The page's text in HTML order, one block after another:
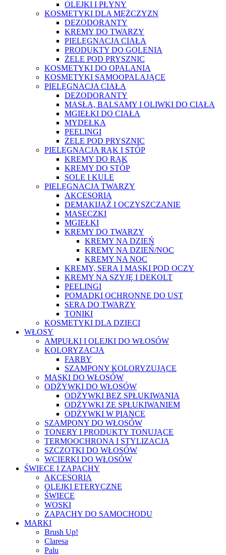
OLEJKI I PŁYNY
KOSMETYKI DLA MĘŻCZYZN
DEZODORANTY
KREMY DO TWARZY
PIELĘGNACJA CIAŁA
PRODUKTY DO GOLENIA
ŻELE POD PRYSZNIC
KOSMETYKI DO OPALANIA
KOSMETYKI SAMOOPALAJĄCE
PIELĘGNACJA CIAŁA
DEZODORANTY
MASŁA, BALSAMY I OLIWKI DO CIAŁA
MGIEŁKI DO CIAŁA
MYDEŁKA
PEELINGI
ŻELE POD PRYSZNIC
PIELĘGNACJA RĄK I STÓP
KREMY DO RĄK
KREMY DO STÓP
SOLE I KULE
PIELĘGNACJA TWARZY
AKCESORIA
DEMAKIJAŻ I OCZYSZCZANIE
MASECZKI
MGIEŁKI
KREMY DO TWARZY
KREMY NA DZIEŃ
KREMY NA DZIEŃ/NOC
KREMY NA NOC
KREMY, SERA I MASKI POD OCZY
KREMY NA SZYJĘ I DEKOLT
PEELINGI
POMADKI OCHRONNE DO UST
SERA DO TWARZY
TONIKI
KOSMETYKI DLA DZIECI
WŁOSY
AMPUŁKI I OLEJKI DO WŁOSÓW
KOLORYZACJA
FARBY
SZAMPONY KOLORYZUJĄCE
MASKI DO WŁOSÓW
ODŻYWKI DO WŁOSÓW
ODŻYWKI BEZ SPŁUKIWANIA
ODŻYWKI ZE SPŁUKIWANIEM
ODŻYWKI W PIANCE
SZAMPONY DO WŁOSÓW
TONERY I PRODUKTY TONUJĄCE
TERMOOCHRONA I STYLIZACJA
SZCZOTKI DO WŁOSÓW
WCIERKI DO WŁOSÓW
ŚWIECE I ZAPACHY
AKCESORIA
OLEJKI ETERYCZNE
ŚWIECE
WOSKI
ZAPACHY DO SAMOCHODU
MARKI
Brush Up!
Claresa
Palu